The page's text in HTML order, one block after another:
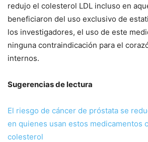
redujo el colesterol LDL incluso en
beneficiaron del uso exclusivo de
los investigadores, el uso de este
ninguna contraindicación para el
internos.
Sugerencias de lectura
El riesgo de cáncer de próstata se
en quienes usan estos medicamentos
colesterol